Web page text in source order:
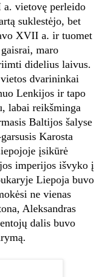
a. vietovę perleido
suklestėjo, bet
XVII a. ir tuomet
maro
didelius laivus.
dvarininkai
Lenkijos ir tapo
labai reikšminga
Baltijos šalyse
Karosta
įsikūrė
imperijos išvyko į
Liepoja buvo
ne vienas
Aleksandras
dalis buvo